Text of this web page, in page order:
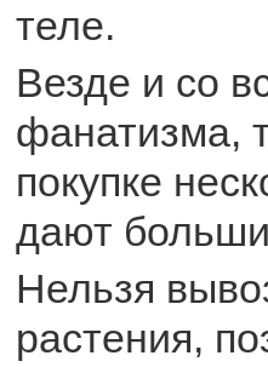
теле.
Везде и со
фанатизма,
покупке
дают
Нельзя
растения,